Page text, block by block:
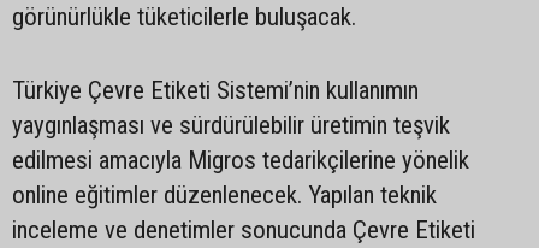
görünürlükle tüketicilerle buluşacak.
Türkiye Çevre Etiketi Sistemi’nin kullanımın
yaygınlaşması ve sürdürülebilir üretimin teşvik
edilmesi amacıyla Migros tedarikçilerine yönelik
online eğitimler düzenlenecek. Yapılan teknik
inceleme ve denetimler sonucunda Çevre Etiketi